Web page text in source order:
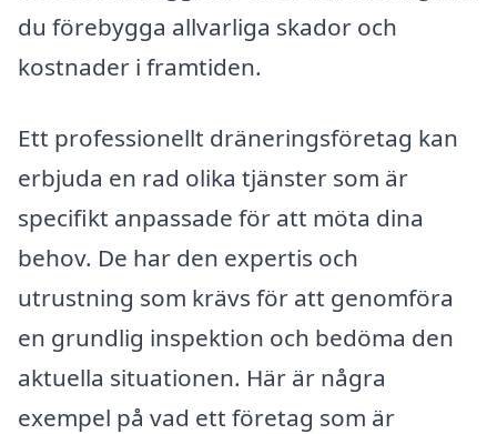
du förebygga allvarliga skador och
kostnader i framtiden.
Ett professionellt dräneringsföretag kan
erbjuda en rad olika tjänster som är
specifikt anpassade för att möta dina
behov. De har den expertis och
utrustning som krävs för att genomföra
en grundlig inspektion och bedöma den
aktuella situationen. Här är några
exempel på vad ett företag som är